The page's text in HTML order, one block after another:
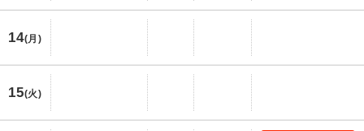
14(月)
15(火)